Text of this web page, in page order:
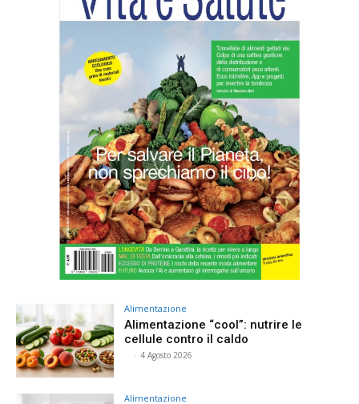
Alimentazione
Alimentazione “cool”: nutrire le
cellule contro il caldo
- 4 Agosto 2026
Alimentazione